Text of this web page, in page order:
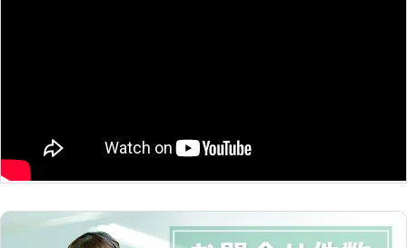
中古車販売と自動車整備の認証工場と
ことから車検も受けられ、整備士も在
も、ご安心ください。 <車が動かない